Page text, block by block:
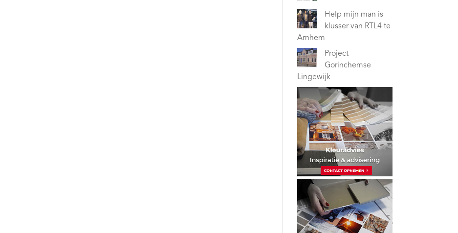
Help mijn man is
klusser van RTL4 te
Arnhem
Project
Gorinchemse
Lingewijk